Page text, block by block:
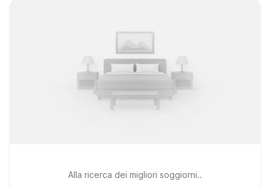
Alla ricerca dei migliori soggiorni..